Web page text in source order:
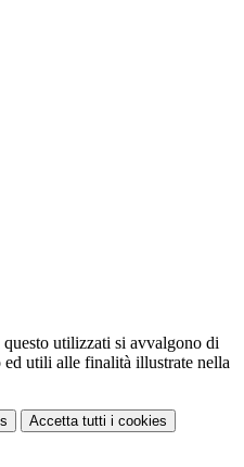
utilizzati si avvalgono di
ed utili alle finalità illustrate nella
Accetta tutti i cookies